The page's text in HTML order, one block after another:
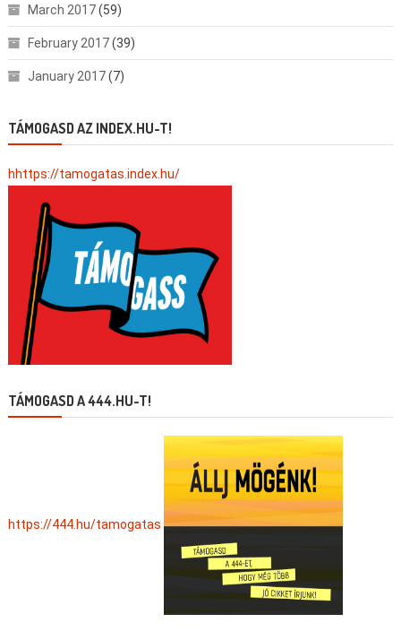
March 2017(59)
February 2017(39)
January 2017(7)
TÁMOGASD AZ INDEX.HU-T!
hhttps://tamogatas.index.hu/
TÁMOGASD A 444.HU-T!
https://444.hu/tamogatas